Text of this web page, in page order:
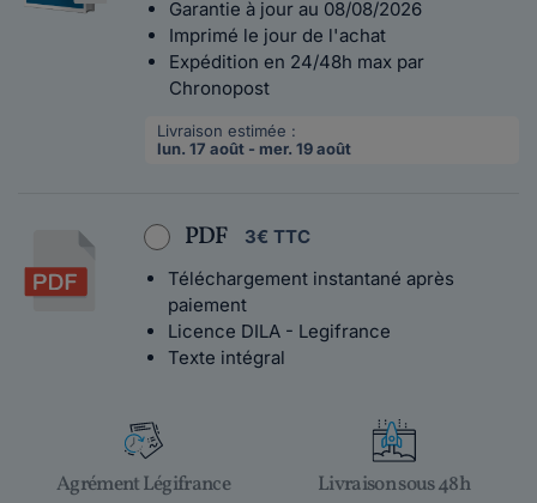
Garantie à jour au 08/08/2026
Imprimé le jour de l'achat
Expédition en 24/48h max par
Chronopost
Livraison estimée :
lun. 17 août - mer. 19 août
PDF
3€ TTC
Téléchargement instantané après
paiement
Licence DILA - Legifrance
Texte intégral
Agrément Légifrance Livraison sous 48h